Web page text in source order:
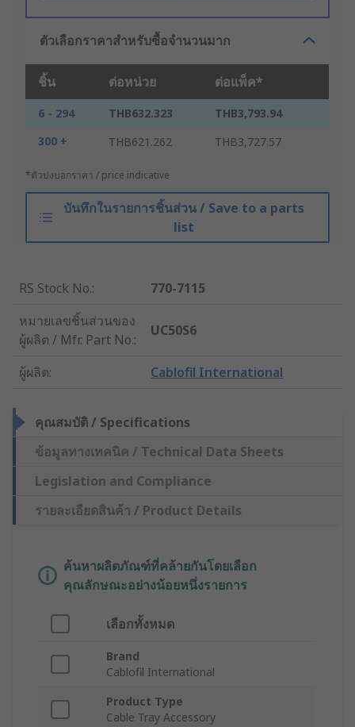
ตัวเลือกราคาสำหรับซื้อจำนวนมาก
ชิ้น ต่อหน่วย ต่อแพ็ค*
6 - 294 THB632.323
THB3,793.94
300 +
THB621.262 THB3,727.57
*ตัวบ่งบอกราคา / price indicative
บันทึกในรายการชิ้นส่วน / Save to a parts
list
RS Stock No.:
770-7115
หมายเลขชิ้นส่วนของ
ผู้ผลิต / Mfr. Part No.:
UC50S6
ผู้ผลิต: Cablofil International
คุณสมบัติ / Specifications
ข้อมูลทางเทคนิค / Technical Data Sheets
Legislation and Compliance
รายละเอียดสินค้า / Product Details
ค้นหาผลิตภัณฑ์ที่คล้ายกันโดยเลือก
คุณลักษณะอย่างน้อยหนึ่งรายการ
เลือกทั้งหมด
Brand
Cablofil International
Product Type
Cable Tray Accessory